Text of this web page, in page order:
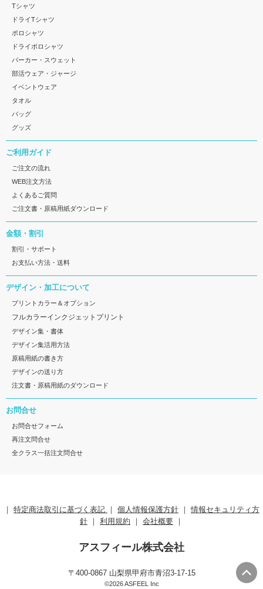
Tシャツ
ドライTシャツ
ポロシャツ
ドライポロシャツ
パーカー・スウェット
部活ウェア・ジャージ
イベントウェア
タオル
バッグ
グッズ
ご利用ガイド
ご注文の流れ
WEB注文方法
よくあるご質問
ご注文書・原稿用紙ダウンロード
金額・割引
割引・サポート
お支払い方法・送料
デザイン・加工について
プリントカラー＆オプション
フルカラーインクジェットプリント
デザイン集・書体
デザイン集活用方法
原稿用紙の書き方
デザインの送り方
注文書・原稿用紙のダウンロード
お問合せ
お問合せフォーム
再注文問合せ
全クラス一括注文問合せ
｜ 特定商法取引に基づく表記 ｜ 個人情報保護方針 ｜情報セキュリティ方
針 ｜ 利用規約 ｜ 会社概要 ｜
アスフィール株式会社
〒400-0867 山梨県甲府市青沼3-17-15
©2026 ASFEEL Inc